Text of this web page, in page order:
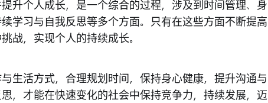
升个人成长，是一个综合的过程，涉及到时间管理、身
学习与自我反思等多个方面。只有在这些方面不断提高
战，实现个人的持续成长。
生活方式，合理规划时间，保持身心健康，提升沟通与
，才能在快速变化的社会中保持竞争力，持续发展，迈